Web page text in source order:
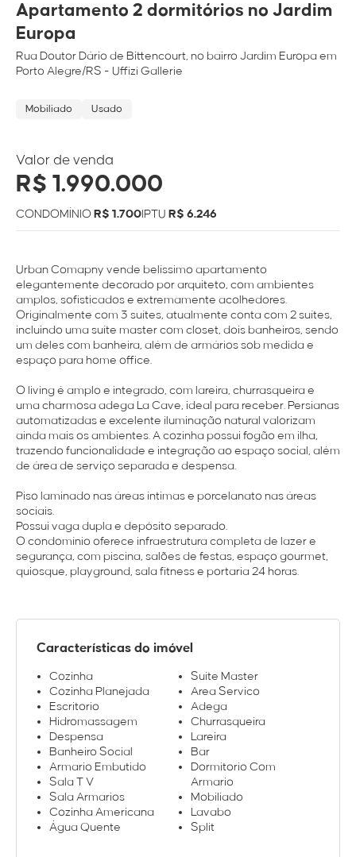
Apartamento 2 dormitórios no Jardim
Europa
RuaDoutor Dário de Bittencourt, no bairro Jardim Europaem
Porto Alegre/RS - Uffizi Gallerie
Mobiliado Usado
Valor de venda
R$ 1.990.000
CONDOMÍNIO R$ 1.700IPTU R$ 6.246
Urban Comapny vende belíssimo apartamento
elegantemente decorado por arquiteto, com ambientes
amplos, sofisticados e extremamente acolhedores.
Originalmente com 3 suítes, atualmente conta com 2 suítes,
incluindo uma suíte master com closet, dois banheiros, sendo
um deles com banheira, além de armários sob medida e
espaço para home office.
O living é amplo e integrado, com lareira, churrasqueira e
uma charmosa adega La Cave, ideal para receber. Persianas
automatizadas e excelente iluminação natural valorizam
ainda mais os ambientes. A cozinha possui fogão em ilha,
trazendo funcionalidade e integração ao espaço social, além
de área de serviço separada e despensa.
Piso laminado nas áreas íntimas e porcelanato nas áreas
sociais.
Possui vaga dupla e depósito separado.
O condomínio oferece infraestrutura completa de lazer e
segurança, com piscina, salões de festas, espaço gourmet,
quiosque, playground, sala fitness e portaria 24 horas.
Características do imóvel
Cozinha
Cozinha Planejada
Escritorio
Hidromassagem
Despensa
Banheiro Social
Armario Embutido
Sala T V
Sala Armarios
Cozinha Americana
Água Quente
Suite Master
Area Servico
Adega
Churrasqueira
Lareira
Bar
Dormitorio Com
Armario
Mobiliado
Lavabo
Split